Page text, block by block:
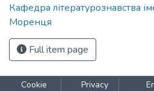
Кафедра літературознавства
Моренця
Full item page
Cookie
Privacy